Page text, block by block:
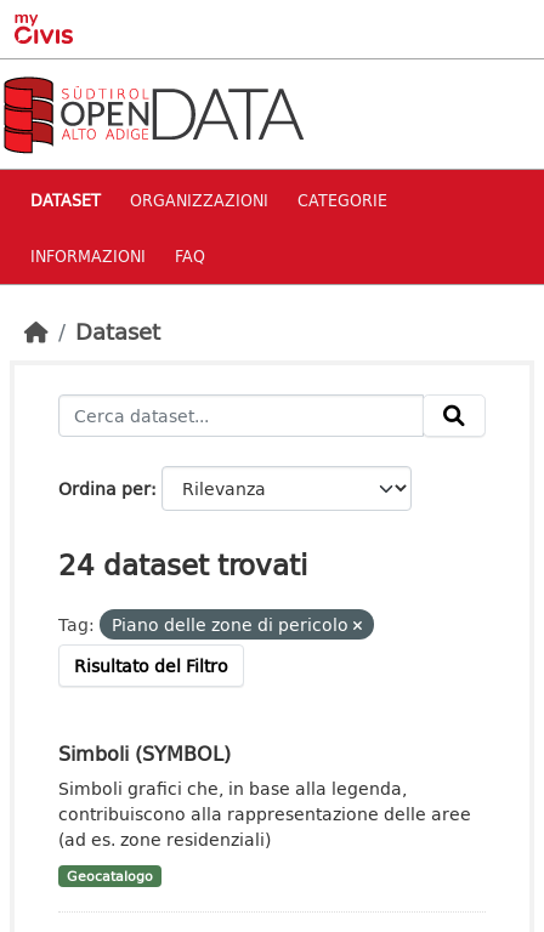
Skip to main content
DATASET ORGANIZZAZIONI CATEGORIE
INFORMAZIONI FAQ
Dataset
Ordina per
24 dataset trovati
Tag:
Piano delle zone di pericolo
Risultato del Filtro
Simboli (SYMBOL)
Simboli grafici che, in base alla legenda,
contribuiscono alla rappresentazione delle aree
(ad es. zone residenziali)
Geocatalogo